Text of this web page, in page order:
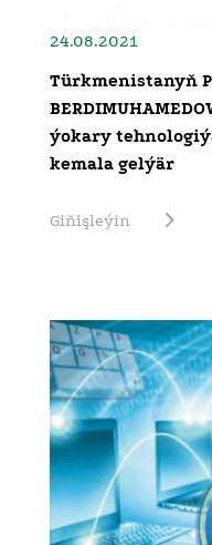
24.08.2021
Türkmenistanyň
ýokary
kemala gelýär
Giňişleýin